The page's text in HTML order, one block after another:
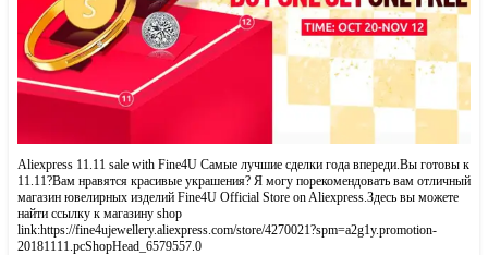
Aliexpress 11.11 sale with Fine4U Самые лучшие сделки года впереди.Вы готовы к
11.11?Вам нравятся красивые украшения? Я могу порекомендовать вам отличный
магазин ювелирных изделий Fine4U Official Store on Aliexpress.Здесь вы можете
найти ссылку к магазину shop
link:https://fine4ujewellery.aliexpress.com/store/4270021?spm=a2g1y.promotion-
20181111.pcShopHead_6579557.0